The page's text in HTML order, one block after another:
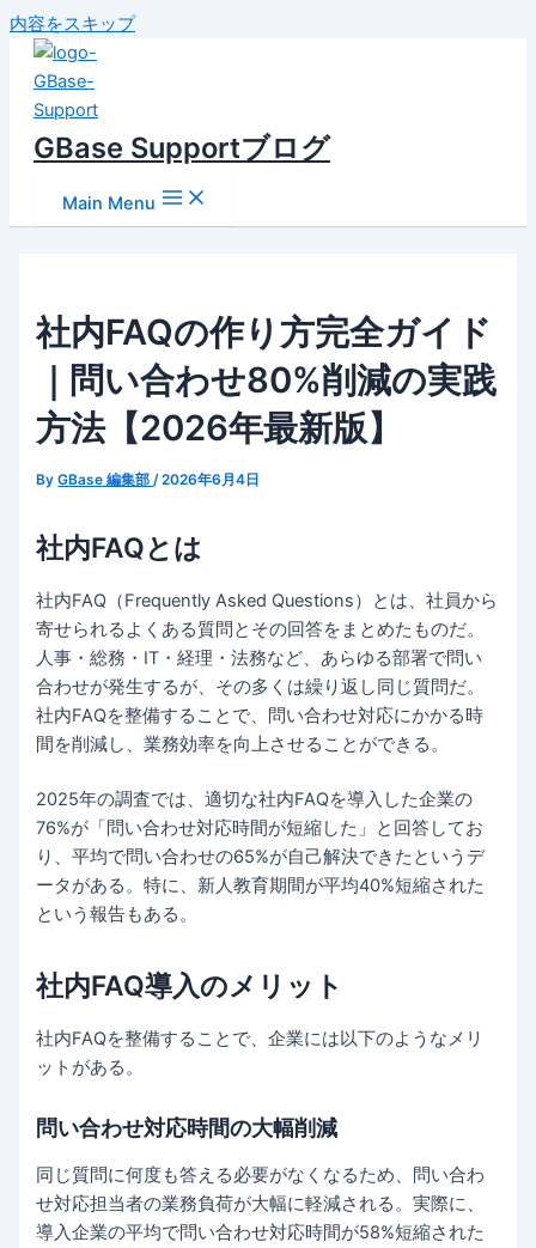
内容をスキップ
GBase Supportブログ
Main Menu
社内FAQの作り方完全ガイド
｜問い合わせ80%削減の実践
方法【2026年最新版】
ByGBase 編集部/2026年6月4日
社内FAQとは
社内FAQ（Frequently Asked Questions）とは、社員から
寄せられるよくある質問とその回答をまとめたものだ。
人事・総務・IT・経理・法務など、あらゆる部署で問い
合わせが発生するが、その多くは繰り返し同じ質問だ。
社内FAQを整備することで、問い合わせ対応にかかる時
間を削減し、業務効率を向上させることができる。
2025年の調査では、適切な社内FAQを導入した企業の
76%が「問い合わせ対応時間が短縮した」と回答してお
り、平均で問い合わせの65%が自己解決できたというデ
ータがある。特に、新人教育期間が平均40%短縮された
という報告もある。
社内FAQ導入のメリット
社内FAQを整備することで、企業には以下のようなメリ
ットがある。
問い合わせ対応時間の大幅削減
同じ質問に何度も答える必要がなくなるため、問い合わ
せ対応担当者の業務負荷が大幅に軽減される。実際に、
導入企業の平均で問い合わせ対応時間が58%短縮された